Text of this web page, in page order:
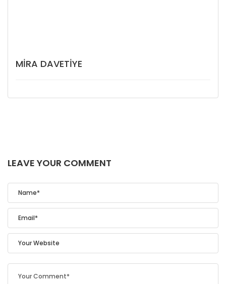
MIRA DAVETIYE
LEAVE YOUR COMMENT